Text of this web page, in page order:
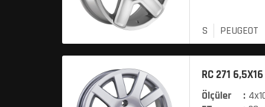
S PEUGEOT
RC 271
Ölçüler :